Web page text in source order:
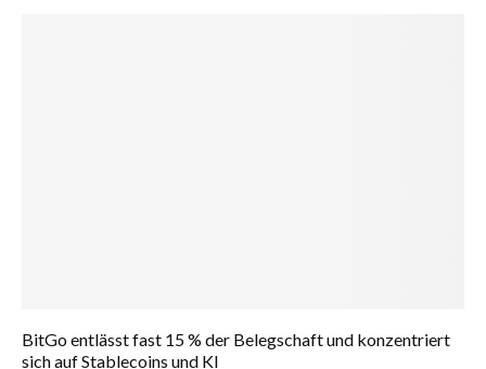
BitGo entlässt fast 15 % der Belegschaft und konzentriert
sich auf Stablecoins und KI